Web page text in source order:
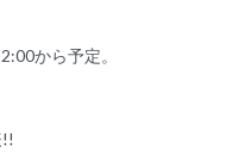
から予定。